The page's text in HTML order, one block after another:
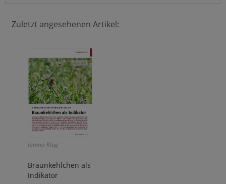
Zuletzt angesehenen Artikel:
Janina Klug
Braunkehlchen als
Indikator